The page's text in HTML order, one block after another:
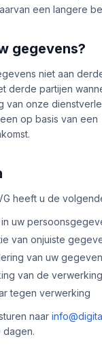
een langere
gegevens?
niet aan
derde partijen
van onze
op basis van een
heeft u de
uw
van onjuiste
van uw
van de verwerking
tegen verwerking
naar
dagen.